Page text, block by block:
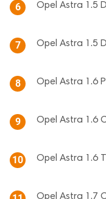
6 Opel Astra 1.5
7 Opel Astra 1.5
8 Opel Astra 1.6
9 Opel Astra 1.6
10 Opel Astra 1.6
Opel Astra 1.7